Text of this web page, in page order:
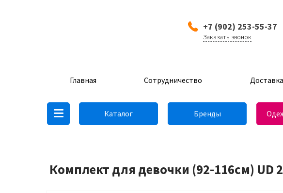
+7 (902) 253-55-37
Заказать звонок
Главная Сотрудничество Доставка
Каталог Бренды
Комплект для девочки (92-116см) UD